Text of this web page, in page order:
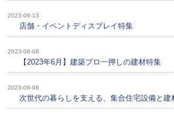
2023-06-13
店舗・イベントディスプレイ特集
2023-06-08
【2023年6月】建築プロ一押しの建材特集
2023-06-06
次世代の暮らしを支える、集合住宅設備と建